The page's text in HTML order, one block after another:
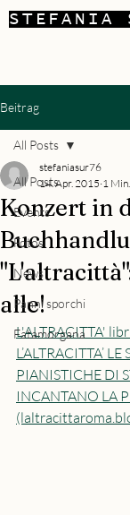
STEFANIA
Beitrag
All Posts
Events
Fotos
News
Panni sporchi
Fatamorgana
All Posts
Konzert in
alle!
stefaniasur76
14. Apr. 2015 1
L'ALTRACITTA'
L’ALTRACITTA’
PIANISTICHE DI
INCANTANO LA